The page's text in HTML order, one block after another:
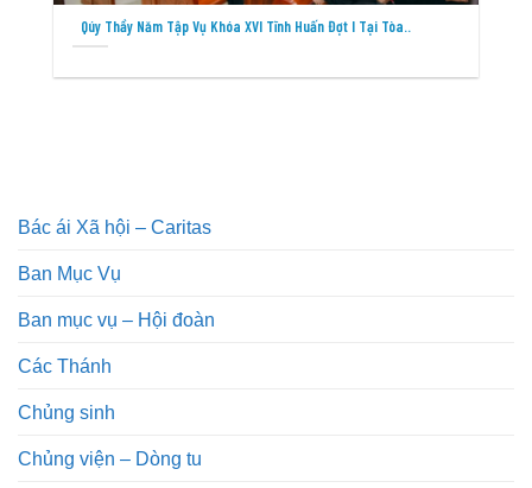
Qúy Thầy Năm Tập Vụ Khóa XVI Tĩnh Huấn Đợt I Tại Tòa..
Bác ái Xã hội – Caritas
Ban Mục Vụ
Ban mục vụ – Hội đoàn
Các Thánh
Chủng sinh
Chủng viện – Dòng tu